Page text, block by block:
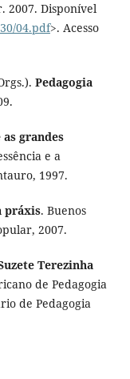
2007. Disponível
04.pdf>. Acesso
Pedagogia
grandes
e a
1997.
práxis. Buenos
2007.
Terezinha
de Pedagogia
de Pedagogia